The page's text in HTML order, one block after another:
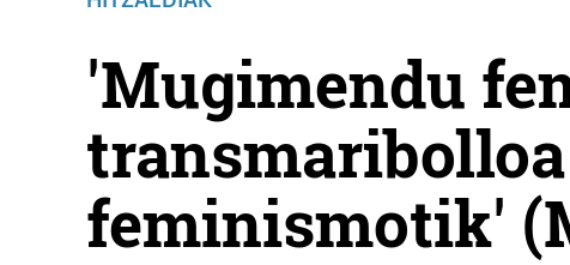
'Mugimendu
feminismotik'